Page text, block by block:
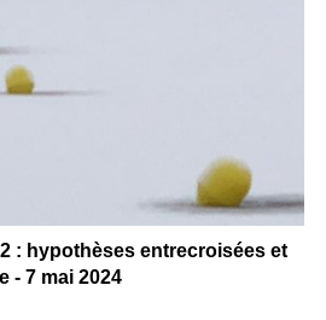
: hypothèses entrecroisées et
- 7 mai 2024